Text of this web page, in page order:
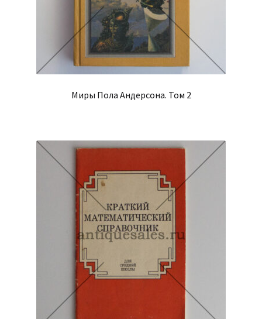
Миры Пола Андерсона. Том 2